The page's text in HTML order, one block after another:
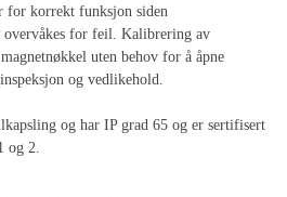
for korrekt funksjon siden
overvåkes for feil. Kalibrering av
uten behov for å åpne
og vedlikehold.
og har IP grad 65 og er sertifisert
og 2.